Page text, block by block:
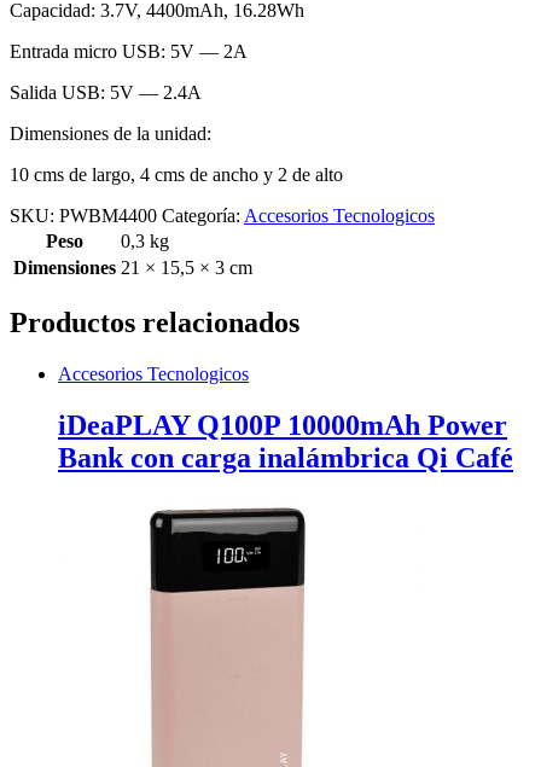
Capacidad: 3.7V, 4400mAh, 16.28Wh
Entrada micro USB: 5V — 2A
Salida USB: 5V — 2.4A
Dimensiones de la unidad:
10 cms de largo, 4 cms de ancho y 2 de alto
SKU: PWBM4400 Categoría: Accesorios Tecnologicos
Peso
0,3 kg
Dimensiones 21 × 15,5 × 3 cm
Productos relacionados
Accesorios Tecnologicos
iDeaPLAY Q100P 10000mAh Power
Bank con carga inalámbrica Qi Café